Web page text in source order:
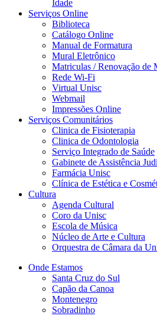
Idade
Serviços Online
Biblioteca
Catálogo Online
Manual de Formatura
Mural Eletrônico
Matriculas / Renovação de
Rede Wi-Fi
Virtual Unisc
Webmail
Impressões Online
Serviços Comunitários
Clinica de Fisioterapia
Clinica de Odontologia
Serviço Integrado de Saúde
Gabinete de Assistência
Farmácia Unisc
Clínica de Estética e
Cultura
Agenda Cultural
Coro da Unisc
Escola de Música
Núcleo de Arte e Cultura
Orquestra de Câmara da
Onde Estamos
Santa Cruz do Sul
Capão da Canoa
Montenegro
Sobradinho